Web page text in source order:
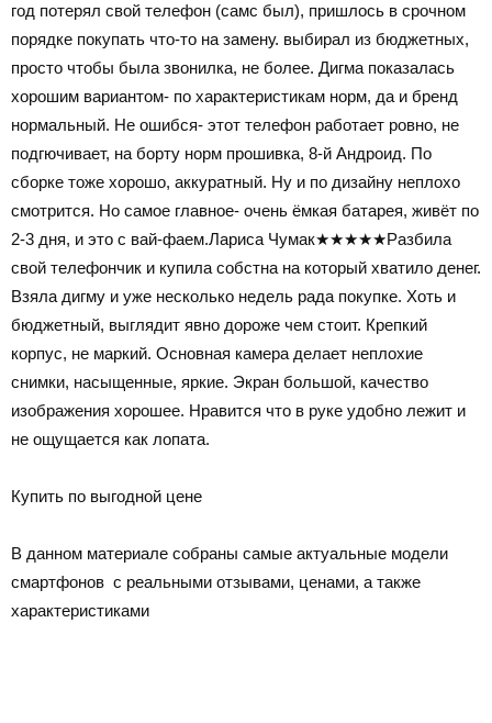
год потерял свой телефон (самс был), пришлось в срочном
порядке покупать что-то на замену. выбирал из бюджетных,
просто чтобы была звонилка, не более. Дигма показалась
хорошим вариантом- по характеристикам норм, да и бренд
нормальный. Не ошибся- этот телефон работает ровно, не
подгючивает, на борту норм прошивка, 8-й Андроид. По
сборке тоже хорошо, аккуратный. Ну и по дизайну неплохо
смотрится. Но самое главное- очень ёмкая батарея, живёт по
2-3 дня, и это с вай-фаем.Лариса Чумак★★★★★Разбила
свой телефончик и купила собстна на который хватило денег.
Взяла дигму и уже несколько недель рада покупке. Хоть и
бюджетный, выглядит явно дороже чем стоит. Крепкий
корпус, не маркий. Основная камера делает неплохие
снимки, насыщенные, яркие. Экран большой, качество
изображения хорошее. Нравится что в руке удобно лежит и
не ощущается как лопата.
Купить по выгодной цене
В данном материале собраны самые актуальные модели
смартфонов с реальными отзывами, ценами, а также
характеристиками